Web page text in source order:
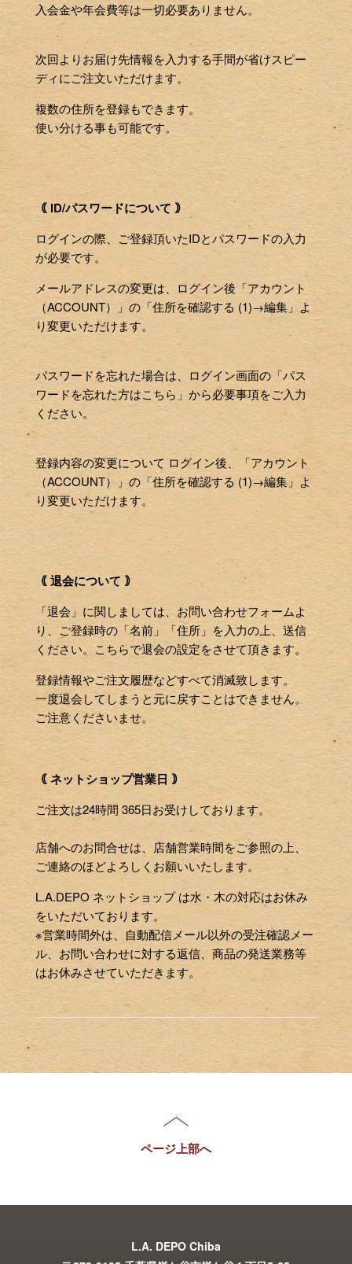
入会金や年会費等は一切必要ありません。
次回よりお届け先情報を入力する手間が省けスピー
ディにご注文いただけます。
複数の住所を登録もできます。
使い分ける事も可能です。
｟ ID/パスワードについて ｠
ログインの際、ご登録頂いたIDとパスワードの入力
が必要です。
メールアドレスの変更は、ログイン後「アカウント
（ACCOUNT）」の「住所を確認する (1)→編集」よ
り変更いただけます。
パスワードを忘れた場合は、ログイン画面の「パス
ワードを忘れた方はこちら」から必要事項をご入力
ください。
登録内容の変更について ログイン後、「アカウント
（ACCOUNT）」の「住所を確認する (1)→編集」よ
り変更いただけます。
｟ 退会について ｠
「退会」に関しましては、お問い合わせフォームよ
り、ご登録時の「名前」「住所」を入力の上、送信
ください。こちらで退会の設定をさせて頂きます。
登録情報やご注文履歴などすべて消滅致します。
一度退会してしまうと元に戻すことはできません。
ご注意くださいませ。
｟ ネットショップ営業日 ｠
ご注文は24時間 365日お受けしております。
店舗へのお問合せは、店舗営業時間をご参照の上、
ご連絡のほどよろしくお願いいたします。
L.A.DEPO ネットショップ は水・木の対応はお休み
をいただいております。
※営業時間外は、自動配信メール以外の受注確認メー
ル、お問い合わせに対する返信、商品の発送業務等
はお休みさせていただきます。
ページ上部へ
L.A. DEPO Chiba